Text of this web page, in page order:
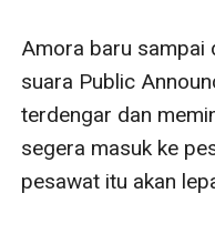
Amora baru sampai
suara Public
terdengar dan
segera masuk ke
pesawat itu akan